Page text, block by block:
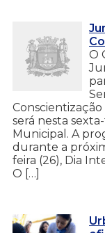
O
será nesta sexta-
Municipal. A
durante a
feira (26), Dia
O […]